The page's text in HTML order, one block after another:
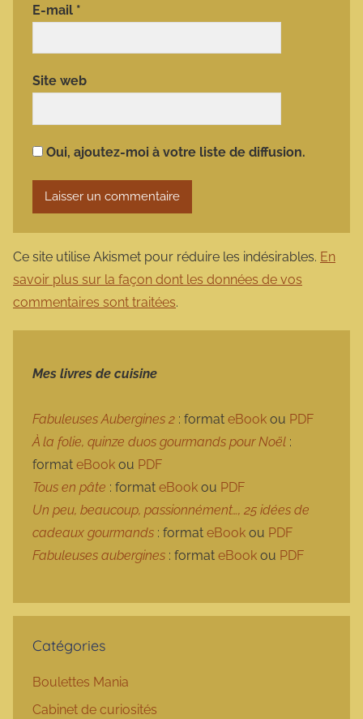
E-mail *
Site web
Oui, ajoutez-moi à votre liste de diffusion.
Ce site utilise Akismet pour réduire les indésirables. En
savoir plus sur la façon dont les données de vos
commentaires sont traitées.
Mes livres de cuisine
Fabuleuses Aubergines 2 : format eBook ou PDF
À la folie, quinze duos gourmands pour Noël :
format eBook ou PDF
Tous en pâte : format eBook ou PDF
Un peu, beaucoup, passionnément…, 25 idées de
cadeaux gourmands : format eBook ou PDF
Fabuleuses aubergines : format eBook ou PDF
Catégories
Boulettes Mania
Cabinet de curiosités